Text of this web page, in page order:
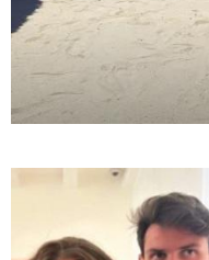
ერთად იმყოფებოდა
გარდაცვლილის
აღავლინა" -